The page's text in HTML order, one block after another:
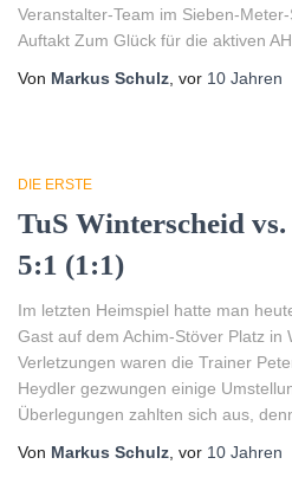
Veranstalter-Team im Sieben-
Auftakt Zum Glück für die aktiven AH,
Von Markus Schulz , vor 10 Jahren
DIE ERSTE
TuS Winterscheid
5:1 (1:1)
Im letzten Heimspiel hatte man
Gast auf dem Achim-Stöver Platz in
Verletzungen waren die Trainer
Heydler gezwungen einige
Überlegungen zahlten sich aus,
Von Markus Schulz , vor 10 Jahren